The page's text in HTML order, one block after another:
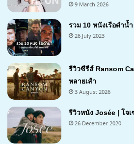
9 March 2026
รวม 10 หนังเรือดำน้
26 July 2023
7.1
รีวิวซีรีส์ Ransom
หลายเส้า
3 August 2026
7.2
รีวิวหนัง Josée | โจ
26 December 2020